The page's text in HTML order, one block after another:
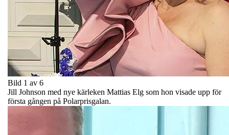
Bild 1 av 6
Jill Johnson med nye kärleken Mattias Elg som hon visade upp för
första gången på Polarprisgalan.